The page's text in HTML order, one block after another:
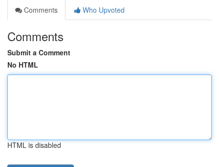
Comments
Who Upvoted
Comments
Submit a Comment
No HTML
HTML is disabled